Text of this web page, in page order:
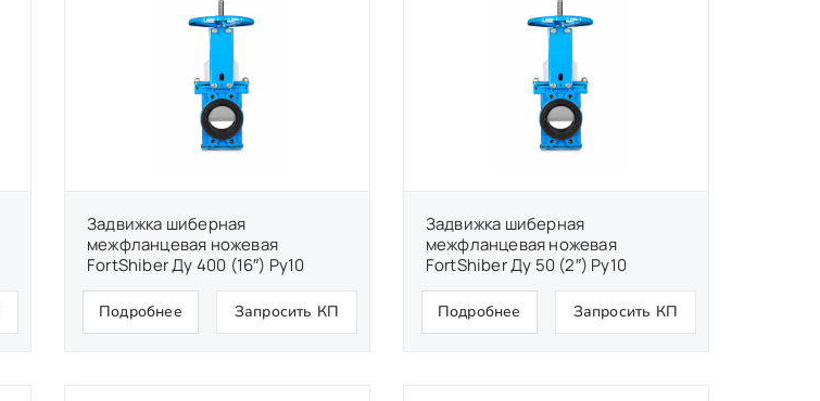
Задвижка шиберная
межфланцевая ножевая
FortShiber Ду 400 (16″) Ру10
Подробнее Запросить КП
Задвижка шиберная
межфланцевая ножевая
FortShiber Ду 50 (2″) Ру10
Подробнее Запросить КП